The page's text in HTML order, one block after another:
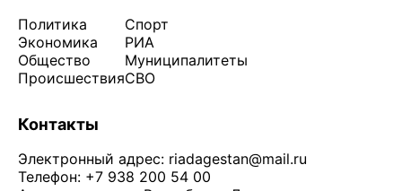
Политика
Экономика
Общество
Происшествия
Спорт
РИА
Муниципалитеты
СВО
Контакты
Электронный адрес: riadagestan@mail.ru
Телефон: +7 938 200 54 00